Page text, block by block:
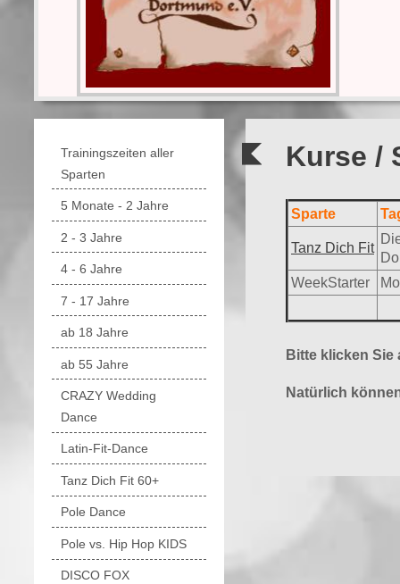
Kurse /
Sparte
Tanz Dich Fit
WeekStarter
Bitte klicken Sie
Natürlich
Trainingszeiten aller
Sparten
5 Monate - 2 Jahre
2 - 3 Jahre
4 - 6 Jahre
7 - 17 Jahre
ab 18 Jahre
ab 55 Jahre
CRAZY Wedding
Dance
Latin-Fit-Dance
Tanz Dich Fit 60+
Pole Dance
Pole vs. Hip Hop KIDS
DISCO FOX